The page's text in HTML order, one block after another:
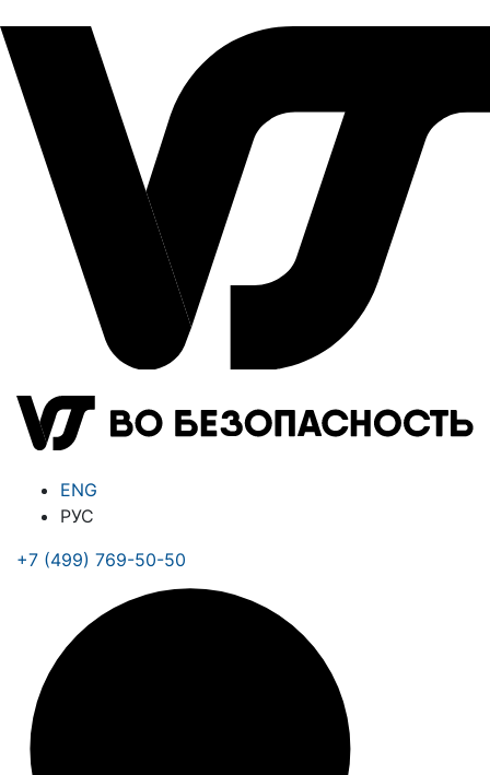
ENG
РУС
+7 (499) 769-50-50